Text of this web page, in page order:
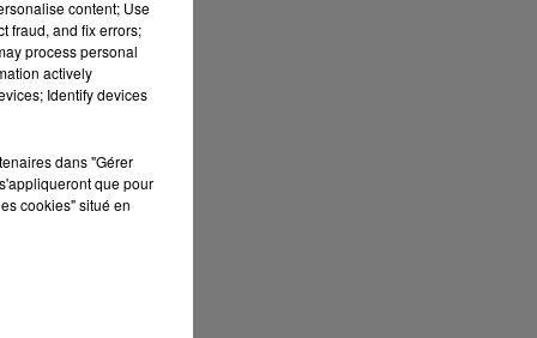
content; Use
fraud, and fix errors;
process personal
actively
Identify devices
dans "Gérer
que pour
cookies" situé en